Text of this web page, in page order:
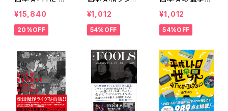
EAD revised e
dition』&『THE
LIVING』釣崎清
¥15,840
20%OFF
スガラージBOO
K for DJ 永田
一直編著
¥1,012
54%OFF
楽師匠のレコー
ド大喜利 和ラ
ダイスガラージ
¥1,012
54%OFF